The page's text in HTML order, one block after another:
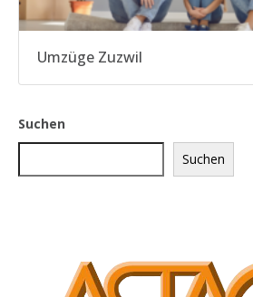
Umzüge Zuzwil
Suchen
Suchen